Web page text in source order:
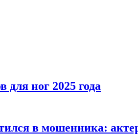
ног 2025 года
в мошенника: